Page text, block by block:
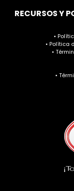
RECURSOS Y
•
• Política
•
•